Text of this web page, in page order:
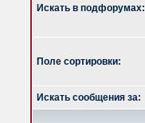
Искать в подфорумах:
Поле сортировки:
Искать сообщения за: